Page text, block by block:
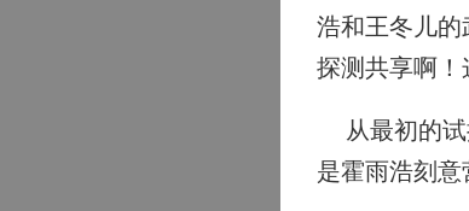
浩和王冬儿
探测共享啊！
从最初的试
是霍雨浩刻